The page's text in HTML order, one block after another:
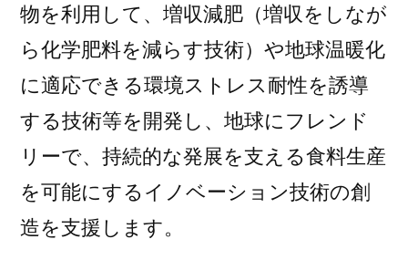
物を利用して、増収減肥（増収をしなが
ら化学肥料を減らす技術）や地球温暖化
に適応できる環境ストレス耐性を誘導
する技術等を開発し、地球にフレンド
リーで、持続的な発展を支える食料生産
を可能にするイノベーション技術の創
造を支援します。